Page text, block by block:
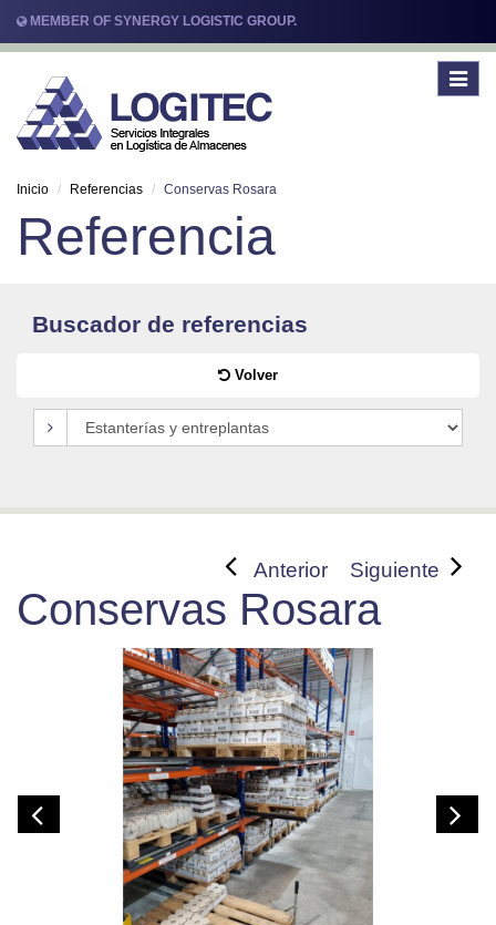
MEMBER OF SYNERGY LOGISTIC GROUP.
Toggle
Inicio Referencias Conservas Rosara
Referencia
Buscador de referencias
Volver
Anterior Siguiente
Conservas Rosara